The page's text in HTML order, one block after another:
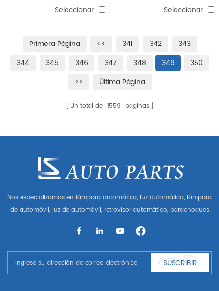
Seleccionar Seleccionar
Primera Página << 341 342
343
344
345 346 347 348 349
350
>>
Última Página
Un total de 1559 páginas
Nos especializamos en lámpara automática, luz automática, lámpara
de automóvil, luz de automóvil, retrovisor automático, parachoques
automático, parte del cuerpo automática, etc. y accesorios de
Benz, BMW
SUSCRIBIR